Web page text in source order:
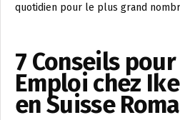
quotidien pour le plus grand
7 Conseils
Emploi chez
en Suisse